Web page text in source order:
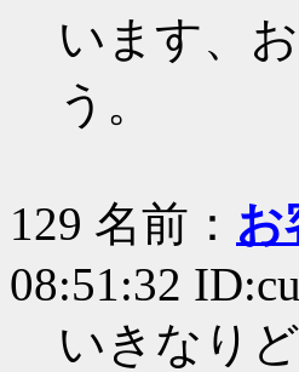
います、
う。
129 名前：
08:51:32
いきなり